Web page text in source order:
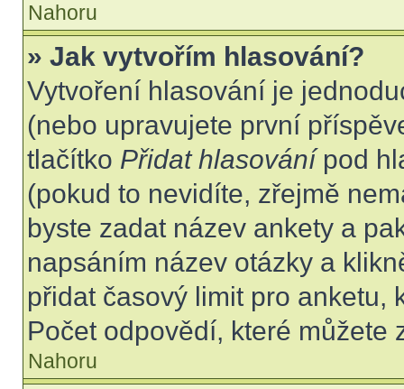
Nahoru
» Jak vytvořím hlasování?
Vytvoření hlasování je
(nebo upravujete první
tlačítko Přidat hlasovánípod
(pokud to nevidíte, zřejmě
byste zadat název ankety a
napsáním název otázky a
přidat časový limit pro anketu,
Počet odpovědí, které můžete
Nahoru